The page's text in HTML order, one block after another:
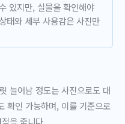
있지만, 실물을 확인해야
태와 세부 사용감은 사진만
늘어남 정도는 사진으로도 대
확인 가능하며, 이를 기준으로
을 줍니다.